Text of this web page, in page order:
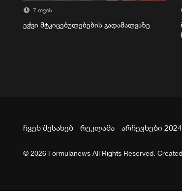
7 თვის
ეჭვი მტკიცებულებების გადამალვაზე
ჩვენ შესახებ რეკლამა არჩევნები 2024
© 2026 Formulanews All Rights Reserved.